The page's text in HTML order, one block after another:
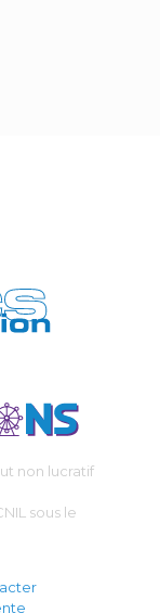
non lucratif
sous le